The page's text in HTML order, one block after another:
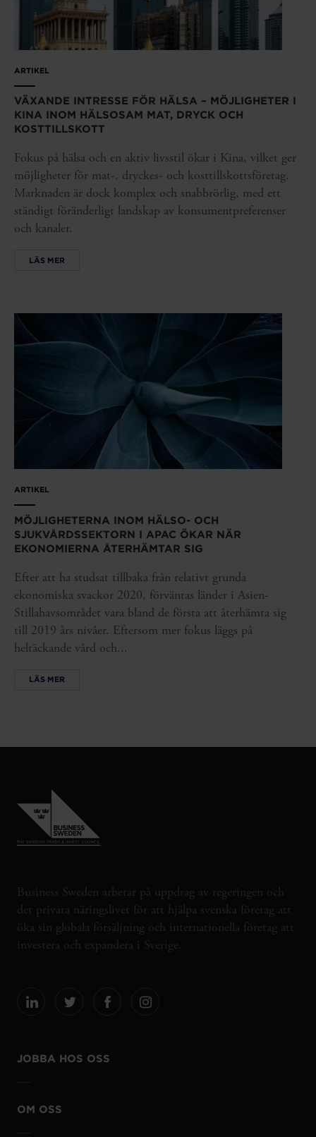
ARTIKEL
VÄXANDE INTRESSE FÖR HÄLSA – MÖJLIGHETER I
KINA INOM HÄLSOSAM MAT, DRYCK OCH
KOSTTILLSKOTT
Fokus på hälsa och en aktiv livsstil ökar i Kina, vilket ger
möjligheter för mat-, dryckes- och kosttillskottsföretag.
Marknaden är dock komplex och snabbrörlig, med ett
ständigt föränderligt landskap av konsumentpreferenser
och kanaler.
LÄS MER
ARTIKEL
MÖJLIGHETERNA INOM HÄLSO- OCH
SJUKVÅRDSSEKTORN I APAC ÖKAR NÄR
EKONOMIERNA ÅTERHÄMTAR SIG
Efter att ha studsat tillbaka från relativt grunda
ekonomiska svackor 2020, förväntas länder i Asien-
Stillahavsområdet vara bland de första att återhämta sig
till 2019 års nivåer. Eftersom mer fokus läggs på
heltäckande vård och...
LÄS MER
Business Sweden arbetar på uppdrag av regeringen och
det privata näringslivet för att hjälpa svenska företag att
öka sin globala försäljning och internationella företag att
investera och expandera i Sverige.
JOBBA HOS OSS
OM OSS